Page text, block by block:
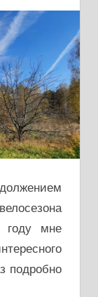
году мне
подробно